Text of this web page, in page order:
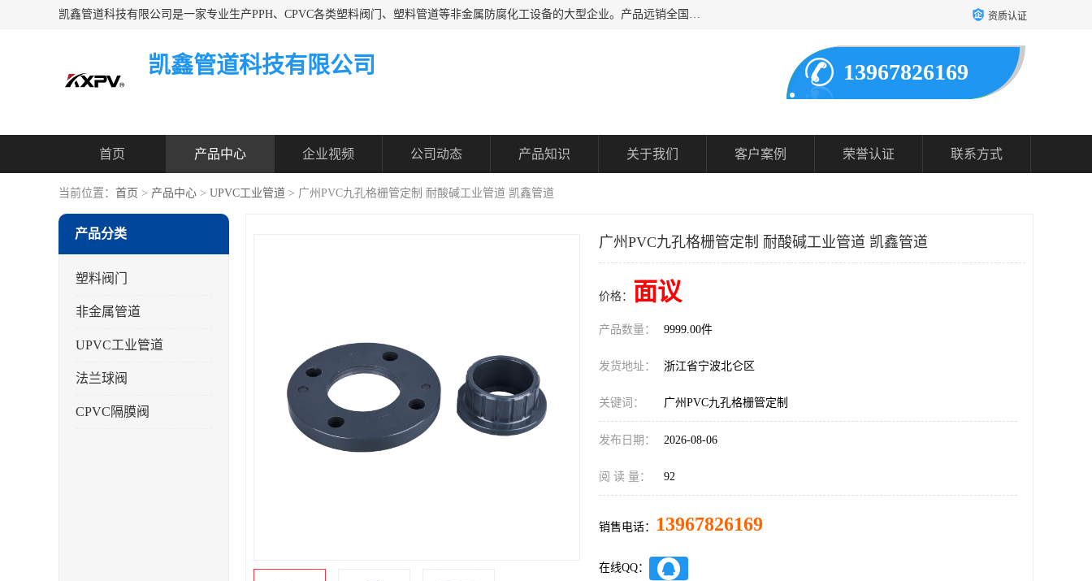
凯鑫管道科技有限公司是一家专业生产PPH、CPVC各类塑料阀门、塑料管道等非金属防腐化工设备的大型企业。产品远销全国三十一个省、市、自治区,广泛应用于化工、石油、氯碱、染料、制药、农药等行业，深受广大用户欢迎，是目前国内生产化工泵、阀门规模较大的生产基地之一。 资质认证
凯鑫管道科技有限公司 13967826169
首页 产品中心 企业视频 公司动态 产品知识 关于我们 客户案例 荣誉认证 联系方式
当前位置： 首页 > 产品中心 > UPVC工业管道 > 广州PVC九孔格栅管定制 耐酸碱工业管道 凯鑫管道
产品分类
塑料阀门
非金属管道
UPVC工业管道
法兰球阀
CPVC隔膜阀
广州PVC九孔格栅管定制 耐酸碱工业管道 凯鑫管道
价格： 面议
产品数量： 9999.00件
发货地址： 浙江省宁波北仑区
关键词： 广州PVC九孔格栅管定制
发布日期： 2026-08-06
阅 读 量： 92
销售电话： 13967826169
在线QQ：